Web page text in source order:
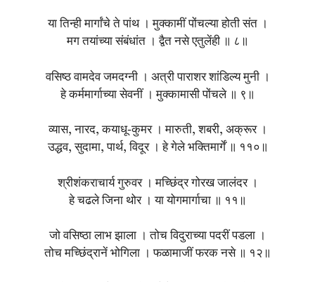
या तिन्ही मार्गांचे ते पांथ । मुक्कामीं पोंचल्या होती संत ।
मग तयांच्या संबंधांत । द्वैत नसे एतुलेंही ॥ ८॥
वसिष्ठ वामदेव जमदग्नी । अत्री पाराशर शांडिल्य मुनी ।
हे कर्ममार्गाच्या सेवनीं । मुक्कामासी पोंचले ॥ ९॥
व्यास, नारद, कयाधू-कुमर । मारुती, शबरी, अक्रूर ।
उद्धव, सुदामा, पार्थ, विदूर । हे गेले भक्तिमार्गें ॥ ११०॥
श्रीशंकराचार्य गुरुवर । मच्छिंद्र गोरख जालंदर ।
हे चढले जिना थोर । या योगमार्गाचा ॥ ११॥
जो वसिष्ठा लाभ झाला । तोच विदुराच्या पदरीं पडला ।
तोच मच्छिंद्रानें भोगिला । फळामाजीं फरक नसे ॥ १२॥